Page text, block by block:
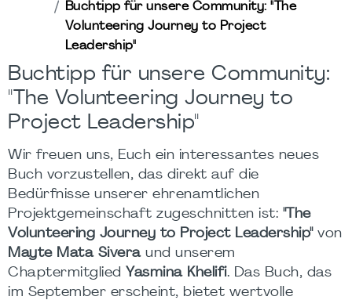
Buchtipp für unsere Community: "The
Volunteering Journey to Project
Leadership"
Buchtipp für unsere Community:
"The Volunteering Journey to
Project Leadership"
Wir freuen uns, Euch ein interessantes neues
Buch vorzustellen, das direkt auf die
Bedürfnisse unserer ehrenamtlichen
Projektgemeinschaft zugeschnitten ist: "The
Volunteering Journey to Project Leadership" von
Mayte Mata Siveraund unserem
Chaptermitglied Yasmina Khelifi. Das Buch, das
im September erscheint, bietet wertvolle